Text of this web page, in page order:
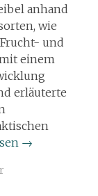
anhand
wie
und
einem
erläuterte
→